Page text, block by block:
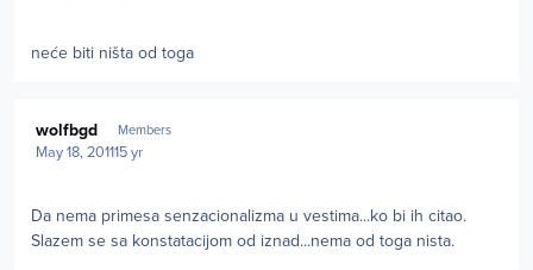
neće biti ništa od toga
wolfbgd Members
May 18, 201115 yr
Da nema primesa senzacionalizma u vestima...ko bi ih citao.
Slazem se sa konstatacijom od iznad...nema od toga nista.